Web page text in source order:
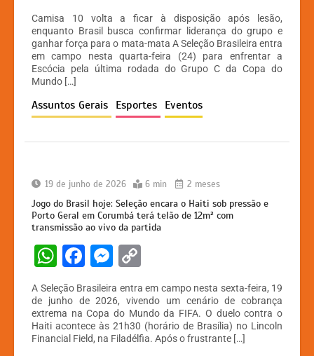
at
s
A
p
p
c
e
b
o
o
k
s
s
e
n
g
er
p
y
Li
n
k
Camisa 10 volta a ficar à disposição após lesão,
enquanto Brasil busca confirmar liderança do grupo e
ganhar força para o mata-mata A Seleção Brasileira entra
em campo nesta quarta-feira (24) para enfrentar a
Escócia pela última rodada do Grupo C da Copa do
Mundo […]
Assuntos Gerais Esportes Eventos
19 de junho de 2026 6 min 2 meses
Jogo do Brasil hoje: Seleção encara o Haiti sob pressão e
Porto Geral em Corumbá terá telão de 12m² com
transmissão ao vivo da partida
W
h
at
s
A
F
c
e
b
M
s
s
e
p
y
Li
A Seleção Brasileira entra em campo nesta sexta-feira, 19
de junho de 2026, vivendo um cenário de cobrança
extrema na Copa do Mundo da FIFA. O duelo contra o
Haiti acontece às 21h30 (horário de Brasília) no Lincoln
Financial Field, na Filadélfia. Após o frustrante […]